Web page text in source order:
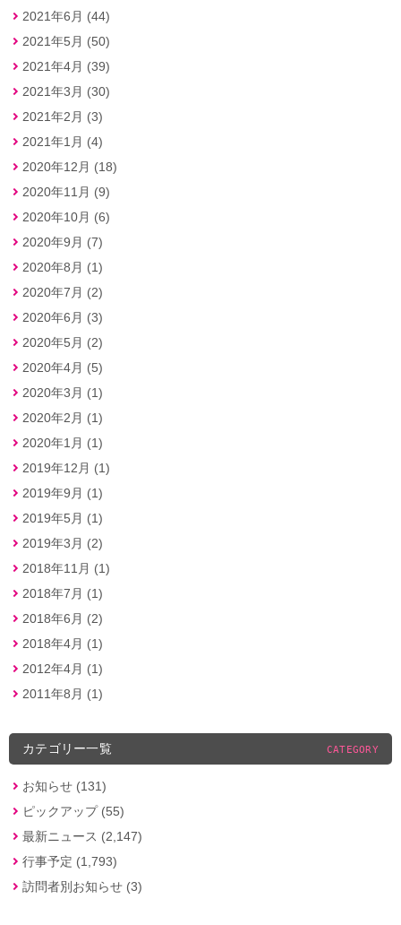
2021年6月 (44)
2021年5月 (50)
2021年4月 (39)
2021年3月 (30)
2021年2月 (3)
2021年1月 (4)
2020年12月 (18)
2020年11月 (9)
2020年10月 (6)
2020年9月 (7)
2020年8月 (1)
2020年7月 (2)
2020年6月 (3)
2020年5月 (2)
2020年4月 (5)
2020年3月 (1)
2020年2月 (1)
2020年1月 (1)
2019年12月 (1)
2019年9月 (1)
2019年5月 (1)
2019年3月 (2)
2018年11月 (1)
2018年7月 (1)
2018年6月 (2)
2018年4月 (1)
2012年4月 (1)
2011年8月 (1)
カテゴリー一覧 CATEGORY
お知らせ (131)
ピックアップ (55)
最新ニュース (2,147)
行事予定 (1,793)
訪問者別お知らせ (3)